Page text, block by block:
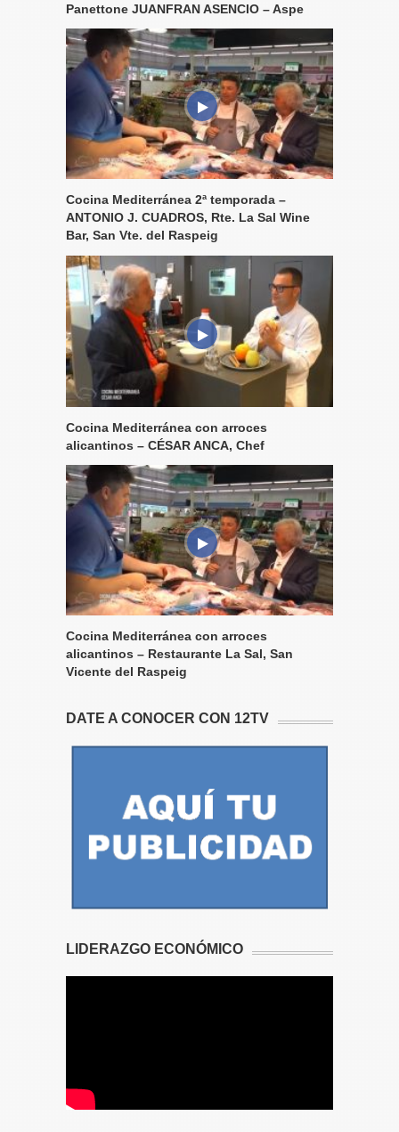
Panettone JUANFRAN ASENCIO – Aspe
Cocina Mediterránea 2ª temporada –
ANTONIO J. CUADROS, Rte. La Sal Wine
Bar, San Vte. del Raspeig
Cocina Mediterránea con arroces
alicantinos – CÉSAR ANCA, Chef
Cocina Mediterránea con arroces
alicantinos – Restaurante La Sal, San
Vicente del Raspeig
DATE A CONOCER CON 12TV
LIDERAZGO ECONÓMICO